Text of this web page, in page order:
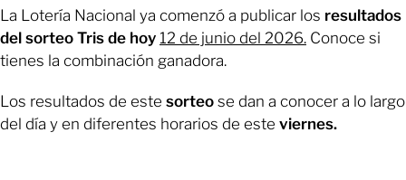
La Lotería Nacional ya comenzó a publicar los resultados
del sorteo Tris de hoy 12 de junio del 2026. Conoce si
tienes la combinación ganadora.
Los resultados de este sorteo se dan a conocer a lo largo
del día y en diferentes horarios de este viernes.